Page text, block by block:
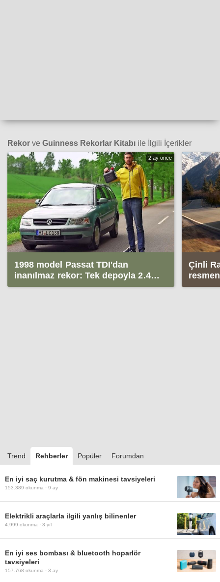
Rekor ve Guinness Rekorlar Kitabı ile İlgili İçerikler
2 ay önce
1998 model Passat TDI'dan
inanılmaz rekor: Tek depoyla 2.400
km yol gitti
Çinli
24.863
Trend Rehberler Popüler Forumdan
En iyi saç kurutma & fön makinesi tavsiyeleri
153.389 okunma · 9 ay
Elektrikli araçlarla ilgili yanlış bilinenler
4.999 okunma · 3 yıl
En iyi ses bombası & bluetooth hoparlör
tavsiyeleri
157.768 okunma · 3 ay